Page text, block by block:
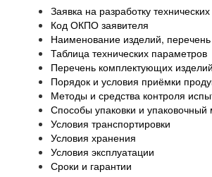
Заявка на разработку
Код ОКПО заявителя
Наименование изделий,
Таблица технических параметров
Перечень комплектующих изделий
Порядок и условия приёмки
Методы и средства контроля
Способы упаковки и упаковочный
Условия транспортировки
Условия хранения
Условия эксплуатации
Сроки и гарантии